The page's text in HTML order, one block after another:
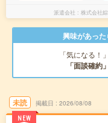
派遣会社 株式会社
興味があっ
「気になる！
「面談確約」
未読
NEW
掲載日 2026/08/08